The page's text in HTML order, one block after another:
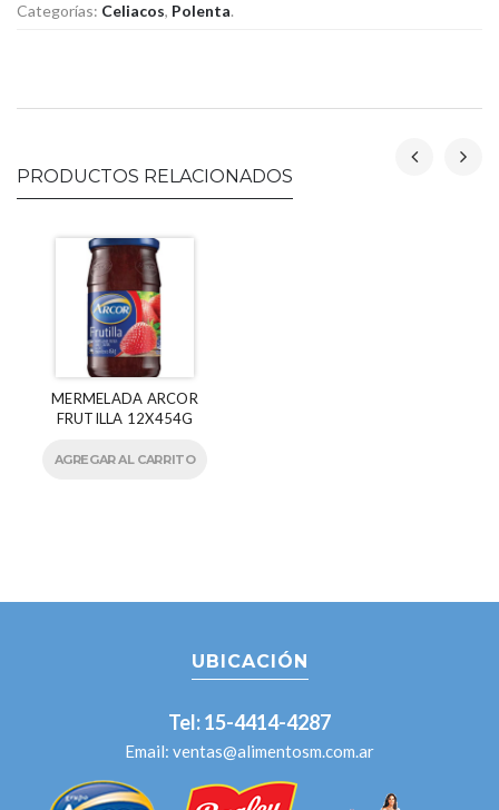
Categorías: Celiacos, Polenta.
PRODUCTOS RELACIONADOS
MERMELADA ARCOR
FRUTILLA 12X454G
AGREGAR AL CARRITO
UBICACIÓN
Tel: 15-4414-4287
Email: ventas@alimentosm.com.ar